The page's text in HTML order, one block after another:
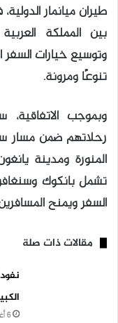
طيران ميانمار
بين المملكة
وتوسيع خيارات
تنوعًا ومرونة.
وبموجب
رحلاتهم ضمن مسار
المنورة ومدينة
تشمل بانكوك
السفر ويمنح
مقالات ذات صلة
6 أغسطس، 2026